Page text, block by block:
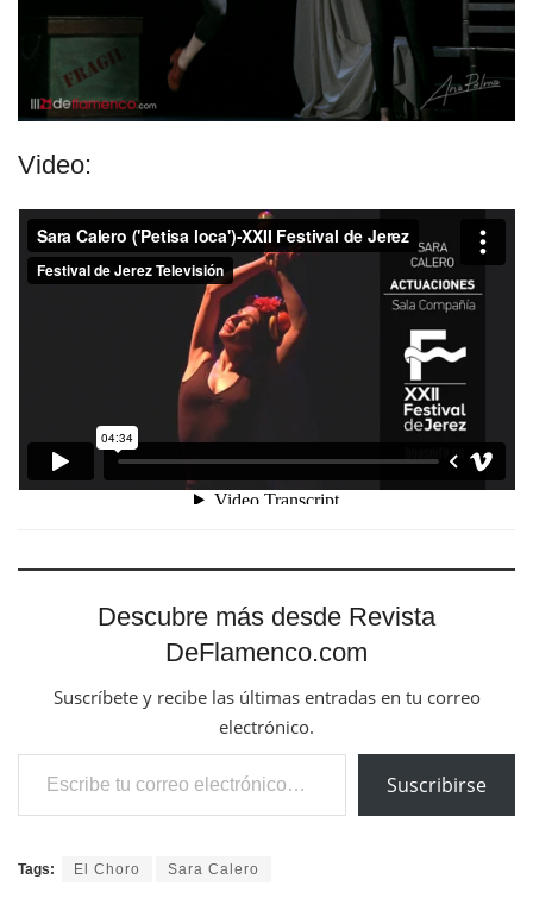
Video:
Descubre más desde Revista
DeFlamenco.com
Suscríbete y recibe las últimas entradas en tu correo
electrónico.
Escribe tu correo electrónico…
Suscribirse
Tags: El Choro Sara Calero